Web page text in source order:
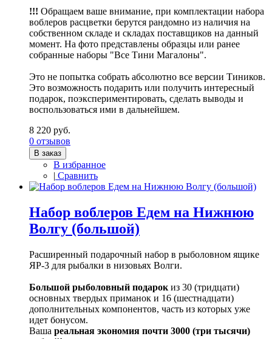
!!! Обращаем ваше внимание, при комплектации набора
воблеров расцветки берутся рандомно из наличия на
собственном складе и складах поставщиков на данный
момент. На фото представлены образцы или ранее
собранные наборы "Все Тини Магалоны".
Это не попытка собрать абсолютно все версии Тиников.
Это возможность подарить или получить интересный
подарок, поэкспериментировать, сделать выводы и
воспользоваться ими в дальнейшем.
8 220 руб.
0 отзывов
В заказ
В избранное
| Сравнить
Набор воблеров Едем на Нижнюю
Волгу (большой)
Расширенный подарочный набор в рыболовном ящике
ЯР-3 для рыбалки в низовьях Волги.
Большой рыболовный подарок из 30 (тридцати)
основных твердых приманок и 16 (шестнадцати)
дополнительных компонентов, часть из которых уже
идет бонусом.
Ваша реальная экономия почти 3000 (три тысячи)